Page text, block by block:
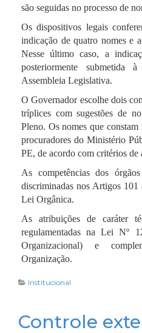
Art. 8º É obrigatória a
Contas de declaração de
inexistindo esta, na
emprego ou função, no
e nas hipóteses de
afastamento definitivo,
servidores públicos
I - Governador do Estado;
II - Vice-Governador do
IV - membros da
V – Conselheiros e
do Estado;
VI - membros da
VII - membros do
X - membros das
Portal e manter certas
Cookies são arquivos
dados que podem incluir
anônimo. Os cookies são
navegador a partir de um
dispositivo.
Você pode instruir seu
cookies ou indicar quando
enviado. No entanto, se
talvez não consiga usar
Serviço.
Exemplos de cookies que
Cookies de sessão -
Serviço.
Cookies preferenciais -
preferências e várias
cookies para rastrear
segurança, evitando
são seguidas no processo de
Os dispositivos legais
indicação de quatro nomes e
Nesse último caso, a
posteriormente submetida
Assembleia Legislativa.
O Governador escolhe dois
tríplices com sugestões de
Pleno. Os nomes que
procuradores do Ministério
PE, de acordo com critérios de
As competências dos
discriminadas nos Artigos 101
Lei Orgânica.
As atribuições de caráter
regulamentadas na Lei Nº
Organizacional) e
Organização.
Institucional
Controle